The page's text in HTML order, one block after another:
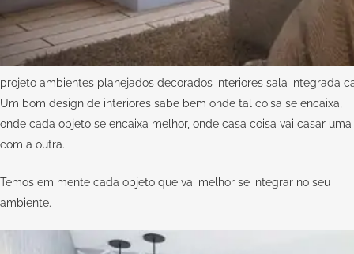
projeto ambientes planejados decorados interiores sala integrada
Um bom design de interiores sabe bem onde tal coisa se encaixa,
onde cada objeto se encaixa melhor, onde casa coisa vai casar uma
com a outra.
Temos em mente cada objeto que vai melhor se integrar no seu
ambiente.